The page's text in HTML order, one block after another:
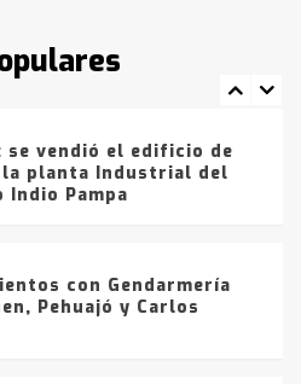
por
de drogas en la
se vendió el edificio de
planta Industrial del
Pampa
con Gendarmería
Pehuajó y Carlos